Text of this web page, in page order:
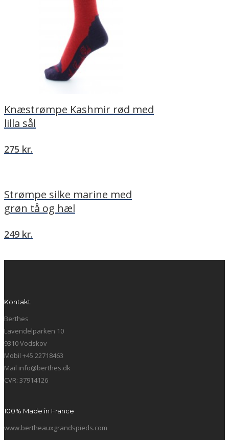
Knæstrømpe Kashmir rød med
lilla sål
275 kr.
Strømpe silke marine med
grøn tå og hæl
249 kr.
Kontakt
Berthes
Lavendelparken 10
9310 Vodskov
Mobil +45 22718463
Mail info@berthes.dk
CVR: 37914126
100% Made in France
www.bertheauxgrandspieds.com